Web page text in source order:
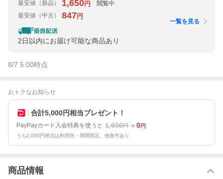
最安値 （新品） 1,650円
閲覧中
最安値 （中古） 847円
2日以内にお届け可能な商品あり
一覧を見る
8/7 5:00時点
おトクなお知らせ
合計5,000円相当プレゼント！
PayPayカード入会特典を使うと 1,650円 0円
うち2,000円相当は利用先・期間限定。他条件あり
商品情報